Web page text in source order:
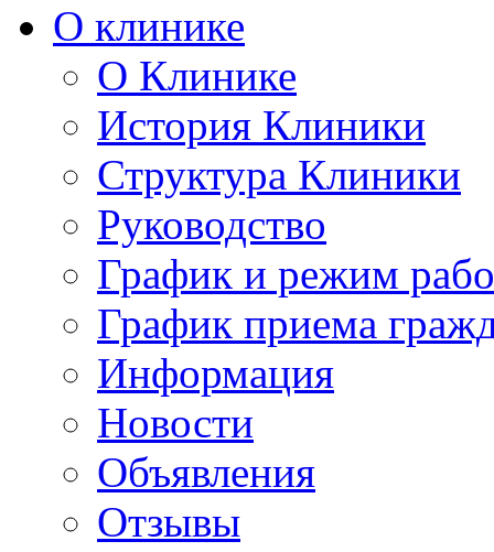
О клинике
О Клинике
История Клиники
Структура Клиники
Руководство
График и режим
График приема
Информация
Новости
Объявления
Отзывы